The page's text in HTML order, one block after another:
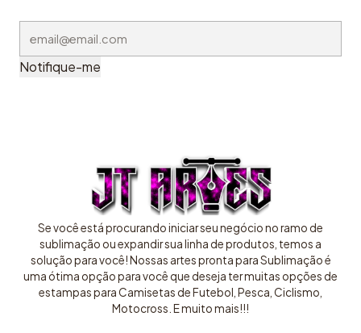
Notifique-me
Se você está procurando iniciar seu negócio no ramo de
sublimação ou expandir sua linha de produtos, temos a
solução para você! Nossas artes pronta para Sublimação é
uma ótima opção para você que deseja ter muitas opções de
estampas para Camisetas de Futebol, Pesca, Ciclismo,
Motocross. E muito mais!!!